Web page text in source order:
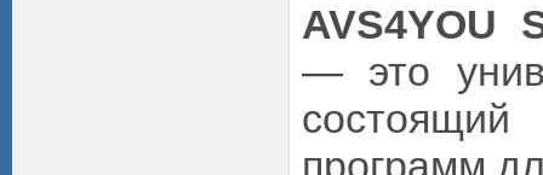
AVS4YOU
— это
программ